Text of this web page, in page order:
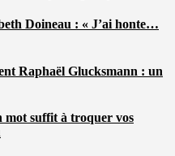
Doineau : « J’ai honte…
Raphaël Glucksmann : un
mot suffit à troquer vos